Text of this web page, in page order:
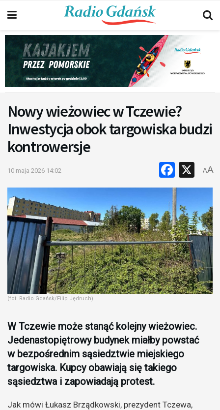
Nowy wieżowiec w Tczewie?
Inwestycja obok targowiska budzi
kontrowersje
10 maja 2026 14:02 X
AA
(fot. Radio Gdańsk/Filip Jędruch)
W Tczewie może stanąć kolejny wieżowiec.
Jedenastopiętrowy budynek miałby powstać
w bezpośrednim sąsiedztwie miejskiego
targowiska. Kupcy obawiają się takiego
sąsiedztwa i zapowiadają protest.
Jak mówi Łukasz Brządkowski, prezydent Tczewa,